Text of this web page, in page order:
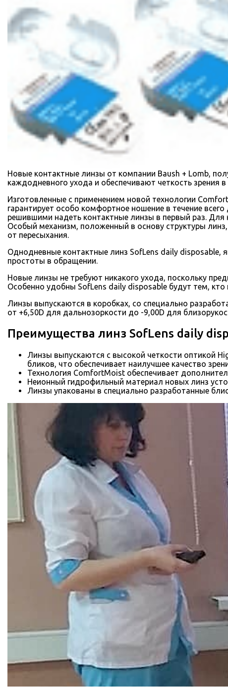
Новые контактные линзы от компании Baush + Lomb,
каждодневного ухода и обеспечивают четкость
Изготовленные с применением новой технологии
гарантирует особо комфортное ношение в течение
решившими надеть контактные линзы в первый раз.
Особый механизм, положенный в основу структуры
от пересыхания.
Однодневные контактные линз SofLens daily disposable,
простоты в обращении.
Новые линзы не требуют никакого ухода, поскольку
Особенно удобны SofLens daily disposable будут тем, кто
Линзы выпускаются в коробках, со специально
от +6,50D для дальнозоркости до -9,00D для
Преимущества линз SofLens daily
Линзы выпускаются с высокой четкости оптикой
бликов, что обеспечивает наилучшее качество
Технология ComfortMoist обеспечивает
Неионный гидрофильный материал новых линз
Линзы упакованы в специально разработанные